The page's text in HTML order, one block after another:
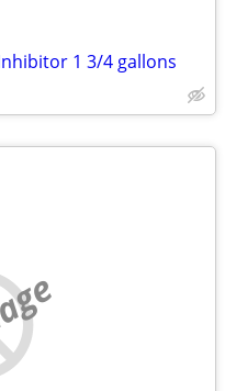
1 3/4 gallons